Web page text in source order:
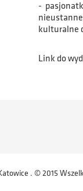
-
kulturalne
Link do
. © 2015